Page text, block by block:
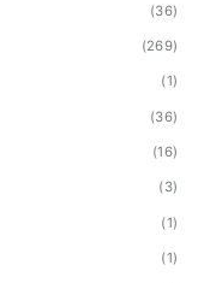
(36)
(269)
(1)
(36)
(16)
(3)
(1)
(1)